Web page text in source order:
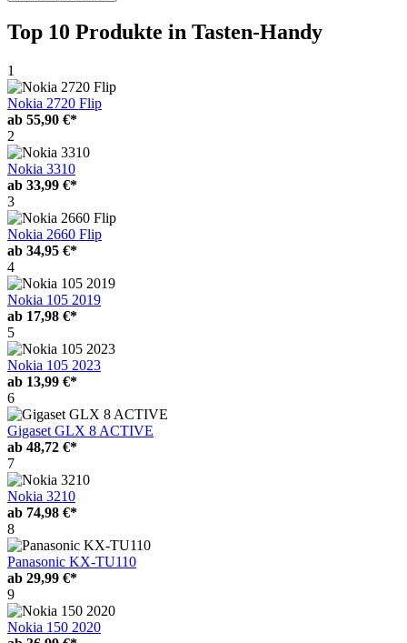
Top 10 Produkte in Tasten-Handy
1
Nokia 2720 Flip
ab 55,90 €*
2
Nokia 3310
ab 33,99 €*
3
Nokia 2660 Flip
ab 34,95 €*
4
Nokia 105 2019
ab 17,98 €*
5
Nokia 105 2023
ab 13,99 €*
6
Gigaset GLX 8 ACTIVE
ab 48,72 €*
7
Nokia 3210
ab 74,98 €*
8
Panasonic KX-TU110
ab 29,99 €*
9
Nokia 150 2020